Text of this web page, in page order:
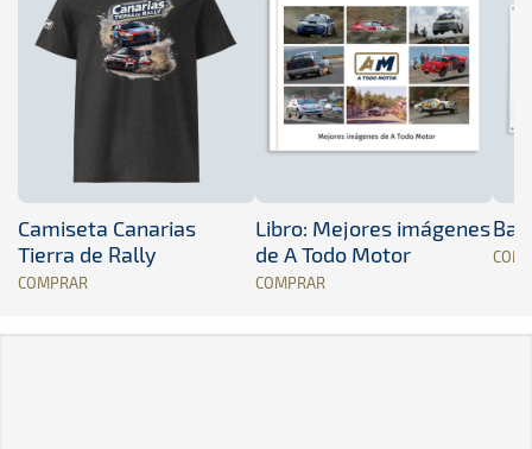
Camiseta Canarias
Tierra de Rally
COMPRAR
Libro: Mejores imágenes
de A Todo Motor
COMPRAR